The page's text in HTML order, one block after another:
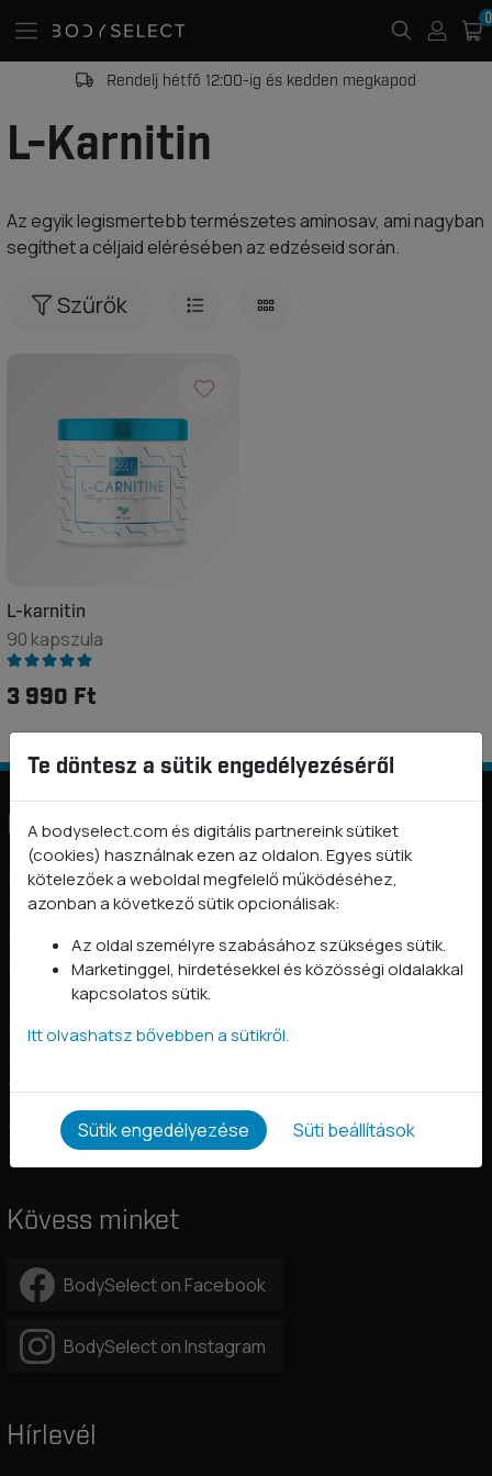
Rendelj hétfő 12:00-ig és kedden megkapod
L-Karnitin
Az egyik legismertebb természetes aminosav, ami nagyban
segíthet a céljaid elérésében az edzéseid során.
Szűrők
L-karnitin
90 kapszula
3 990 Ft
0
Információk
BODYSELECT nyereményjáték és promóciós szabályzatok
2026
Kapcsolat
Szállítási információk
Fizetés
Vásárlástól való elállás
Adatkezelési tájékoztató
Általános szerződési feltételek
Kövess minket
BodySelect on Facebook
BodySelect on Instagram
Hírlevél
Te döntesz a sütik engedélyezéséről
A bodyselect.com és digitális partnereink sütiket
(cookies) használnak ezen az oldalon. Egyes sütik
kötelezőek a weboldal megfelelő működéséhez,
azonban a következő sütik opcionálisak:
Az oldal személyre szabásához szükséges sütik.
Marketinggel, hirdetésekkel és közösségi oldalakkal
kapcsolatos sütik.
Itt olvashatsz bővebben a sütikről.
Sütik engedélyezése Süti beállítások